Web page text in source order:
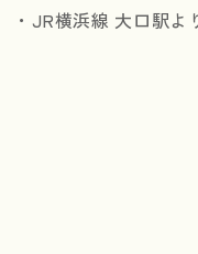
・JR横浜線 大口駅よ